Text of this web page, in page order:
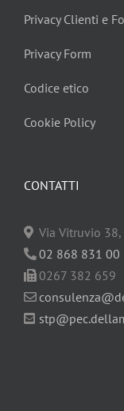
CONTATTI
Via Vitruvio
02 868 831 00
0267 382 659
Privacy Clienti e
Privacy Form
Codice etico
Cookie Policy